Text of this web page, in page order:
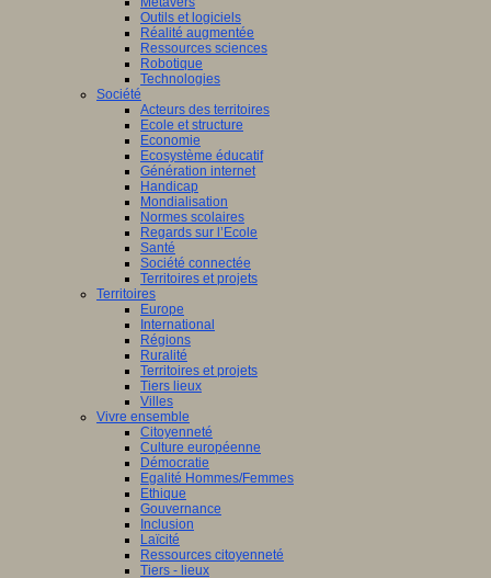
Outils et logiciels
Réalité augmentée
Ressources sciences
Robotique
Technologies
Société
Acteurs des territoires
Ecole et structure
Economie
Ecosystème éducatif
Génération internet
Handicap
Mondialisation
Normes scolaires
Regards sur l’Ecole
Santé
Société connectée
Territoires et projets
Territoires
Europe
International
Régions
Ruralité
Territoires et projets
Tiers lieux
Villes
Vivre ensemble
Citoyenneté
Culture européenne
Démocratie
Egalité Hommes/Femmes
Ethique
Gouvernance
Inclusion
Laïcité
Ressources citoyenneté
Tiers - lieux